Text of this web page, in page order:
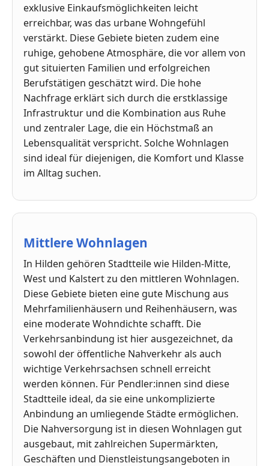
exklusive Einkaufsmöglichkeiten leicht
erreichbar, was das urbane Wohngefühl
verstärkt. Diese Gebiete bieten zudem eine
ruhige, gehobene Atmosphäre, die vor allem von
gut situierten Familien und erfolgreichen
Berufstätigen geschätzt wird. Die hohe
Nachfrage erklärt sich durch die erstklassige
Infrastruktur und die Kombination aus Ruhe
und zentraler Lage, die ein Höchstmaß an
Lebensqualität verspricht. Solche Wohnlagen
sind ideal für diejenigen, die Komfort und Klasse
im Alltag suchen.
Mittlere Wohnlagen
In Hilden gehören Stadtteile wie Hilden-Mitte,
West und Kalstert zu den mittleren Wohnlagen.
Diese Gebiete bieten eine gute Mischung aus
Mehrfamilienhäusern und Reihenhäusern, was
eine moderate Wohndichte schafft. Die
Verkehrsanbindung ist hier ausgezeichnet, da
sowohl der öffentliche Nahverkehr als auch
wichtige Verkehrsachsen schnell erreicht
werden können. Für Pendler:innen sind diese
Stadtteile ideal, da sie eine unkomplizierte
Anbindung an umliegende Städte ermöglichen.
Die Nahversorgung ist in diesen Wohnlagen gut
ausgebaut, mit zahlreichen Supermärkten,
Geschäften und Dienstleistungsangeboten in